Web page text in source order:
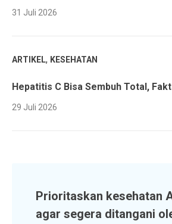
31 Juli 2026
ARTIKEL, KESEHATAN
Hepatitis C Bisa Sembuh Total,
29 Juli 2026
Prioritaskan kesehatan
agar segera ditangani